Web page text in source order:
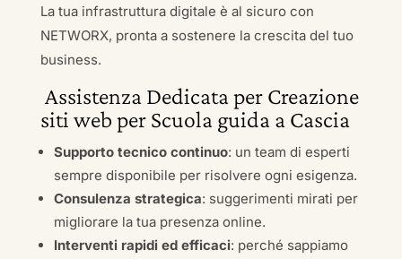
La tua infrastruttura digitale è al sicuro con
NETWORX, pronta a sostenere la crescita del tuo
business.
Assistenza Dedicata per Creazione
siti web per Scuola guida a Cascia
Supporto tecnico continuo: un team di esperti
sempre disponibile per risolvere ogni esigenza.
Consulenza strategica: suggerimenti mirati per
migliorare la tua presenza online.
Interventi rapidi ed efficaci: perché sappiamo